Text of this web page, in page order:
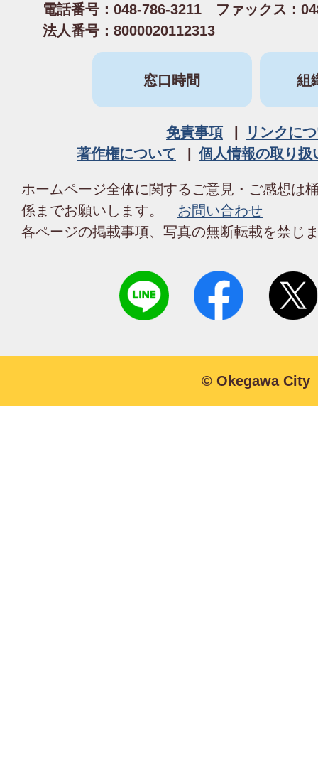
電話番号：048-786-3211 ファックス：
法人番号：8000020112313
窓口時間 組
免責事項
リンクに
著作権について
個人情報の取り扱
ホームページ全体に関するご意見・ご感想は
係までお願いします。 お問い合わせ
各ページの掲載事項、写真の無断転載を禁じ
© Okegawa City